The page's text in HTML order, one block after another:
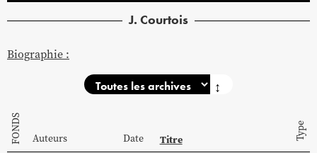
J. Courtois
Biographie :
↕
FONDS Auteurs Date Titre Type